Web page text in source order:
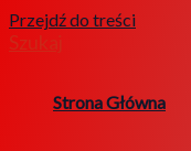
Przejdź do treści
Szukaj
Strona Główna